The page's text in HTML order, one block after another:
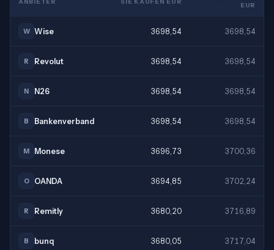
EUR
W Wise 3698,54 3698,54
R Revolut 3698,54 3698,54
N N26 3698,54 3698,54
B Bankenverband 3698,54 3698,54
M Monese 3696,73 3700,36
O OANDA 3694,85 3702,24
R Remitly 3680,20 3716,89
B bunq 3680,05 3717,04